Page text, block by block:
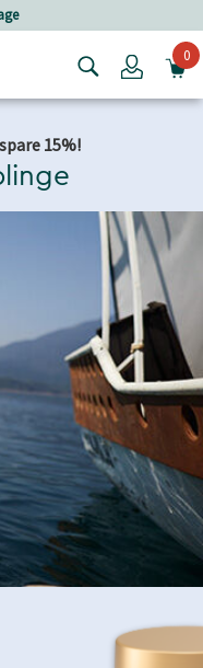
Login0
15%!